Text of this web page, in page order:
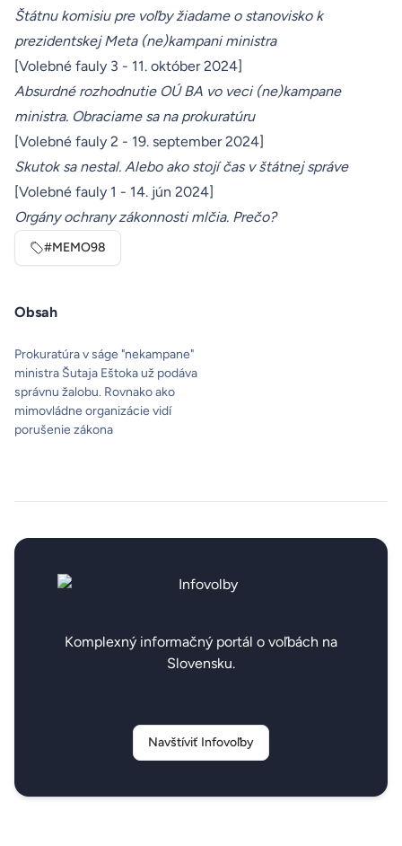
Štátnu komisiu pre voľby žiadame o stanovisko k
prezidentskej Meta (ne)kampani ministra
[Volebné fauly 3 - 11. október 2024]
Absurdné rozhodnutie OÚ BA vo veci (ne)kampane
ministra. Obraciame sa na prokuratúru
[Volebné fauly 2 - 19. september 2024]
Skutok sa nestal. Alebo ako stojí čas v štátnej správe
[Volebné fauly 1 - 14. jún 2024]
Orgány ochrany zákonnosti mlčia. Prečo?
#MEMO98
Obsah
Prokuratúra v ságe "nekampane"
ministra Šutaja Eštoka už podáva
správnu žalobu. Rovnako ako
mimovládne organizácie vidí
porušenie zákona
Komplexný informačný portál o voľbách na
Slovensku.
Navštíviť Infovoľby